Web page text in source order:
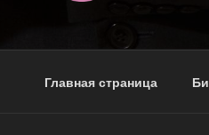
Главная страница